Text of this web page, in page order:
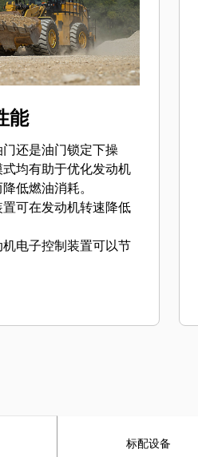
能
还是油门锁定下操
均有助于优化发动机
低燃油消耗。
可在发动机转速降低
电子控制装置可以节
能可减少怠速时使用
加快循环时间，以降
标配设备